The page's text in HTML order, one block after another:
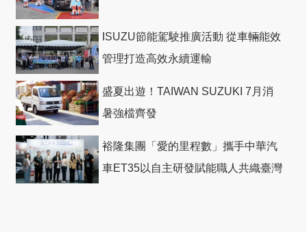
ISUZU節能駕駛推廣活動 從車輛能效
管理打造高效永續運輸
盛夏出遊！TAIWAN SUZUKI 7月消
暑強檔齊發
裕隆集團「愛的里程數」攜手中華汽
車ET35以自主研發賦能職人共織臺灣